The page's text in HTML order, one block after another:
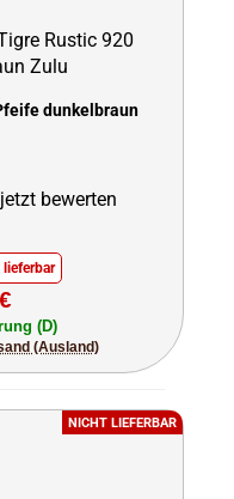
dunkelbraun
(D)
(Ausland)
NICHT LIEFERBAR